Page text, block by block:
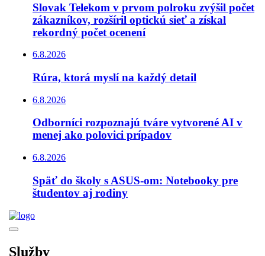
Slovak Telekom v prvom polroku zvýšil počet
zákazníkov, rozšíril optickú sieť a získal
rekordný počet ocenení
6.8.2026
Rúra, ktorá myslí na každý detail
6.8.2026
Odborníci rozpoznajú tváre vytvorené AI v
menej ako polovici prípadov
6.8.2026
Späť do školy s ASUS-om: Notebooky pre
študentov aj rodiny
Služby